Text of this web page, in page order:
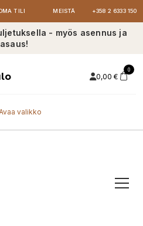
TILI MEISTÄ +358 2 6333 150
- myös asennus ja
0,00 €
0
Avaa valikko